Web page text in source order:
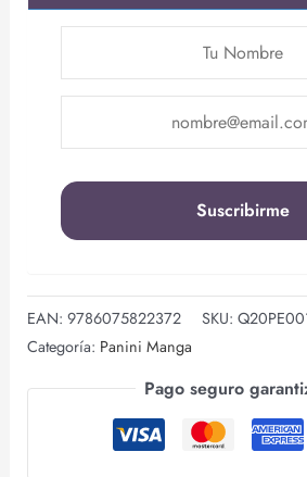
EAN: 9786075822372 SKU:
Categoría: Panini Manga
Pago seguro